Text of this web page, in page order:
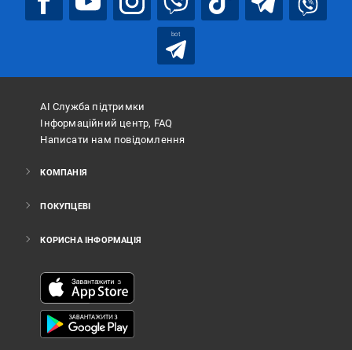
bot
АІ Служба підтримки
Інформаційний центр, FAQ
Написати нам повідомлення
КОМПАНІЯ
ПОКУПЦЕВІ
КОРИСНА ІНФОРМАЦІЯ